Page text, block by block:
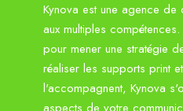
Kynova est une agence de
aux multiples
pour mener une stratégie
réaliser les supports print
l'accompagnent, Kynova